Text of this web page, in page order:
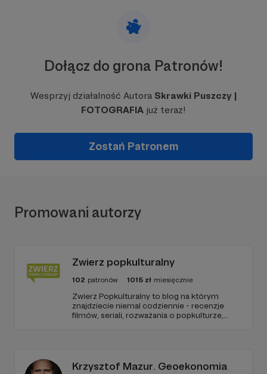
Dołącz do grona Patronów!
Wesprzyj działalność Autora Skrawki Puszczy |
FOTOGRAFIA już teraz!
Zostań Patronem
Promowani autorzy
Zwierz popkulturalny
102 patronów 1015 zł miesięcznie
Zwierz Popkulturalny to blog na którym
znajdziecie niemal codziennie - recenzje
filmów, seriali, rozważania o popkulturze,
Krzysztof Mazur. Geoekonomia